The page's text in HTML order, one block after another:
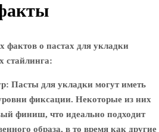
фактов о пастах для укладки
стайлинга:
: Пасты для укладки могут иметь
фиксации. Некоторые из них
финиш, что идеально подходит
образа, в то время как другие